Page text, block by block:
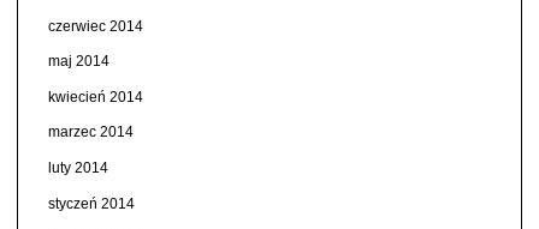
czerwiec 2014
maj 2014
kwiecień 2014
marzec 2014
luty 2014
styczeń 2014